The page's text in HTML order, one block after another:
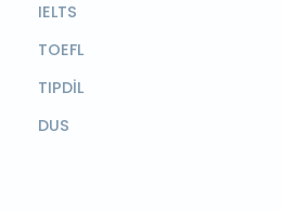
IELTS
TOEFL
TIPDİL
DUS